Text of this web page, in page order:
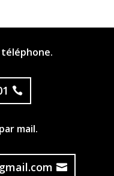
mail.